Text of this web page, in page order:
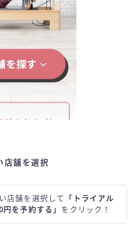
店舗を選択
店舗を選択して
「トライアル
円を予約する」 をクリック！